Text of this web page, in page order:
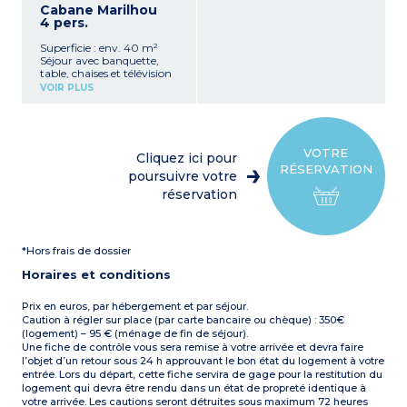
1 WC séparé
Terrasse semi couverte
Capacité max. 6
personnes
micro-ondes, cafetière
électrique, bouilloire, grille-
vaisselle)
1 chambre avec un lit
double (160 cm)
2 chambres avec deux lits
Terrasse semi-couverte
avec table et bancs en bois,
2 transats et barbecue
(charbon non fourni) (16
Cabane Marilhou
4 pers.
Superficie : env. 40 m²
Séjour avec banquette,
table, chaises et télévision
Kitchenette équipée
électrique, bouilloire, grille-
1 chambre avec 1 lit double
1 WC séparé
mobilier de jardin en bois,
(charbon non fourni) (13
m²)
Capacité max. 4
personnes
VOIR PLUS
VOTRE
RÉSERVATION
Cliquez ici pour
poursuivre votre
réservation
*Hors frais de dossier
Horaires et conditions
Prix en euros, par hébergement et par séjour.
Caution à régler sur place (par carte bancaire ou chèque) : 350€
(logement) – 95 € (ménage de fin de séjour).
Une fiche de contrôle vous sera remise à votre arrivée et devra faire
l’objet d’un retour sous 24 h approuvant le bon état du logement à votre
entrée. Lors du départ, cette fiche servira de gage pour la restitution du
logement qui devra être rendu dans un état de propreté identique à
votre arrivée. Les cautions seront détruites sous maximum 72 heures